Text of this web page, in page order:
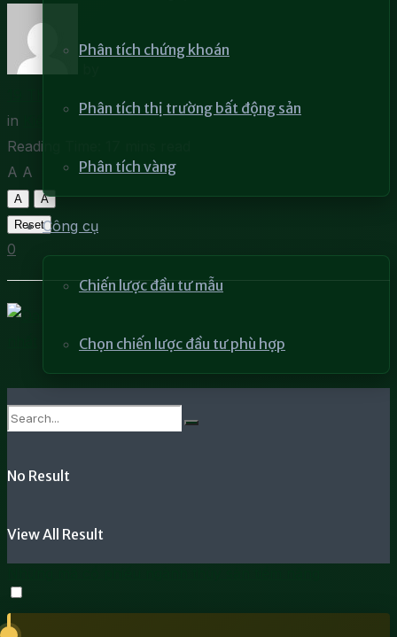
Phân tích chứng khoán
Phân tích thị trường bất động sản
Phân tích vàng
Công cụ
Chiến lược đầu tư mẫu
Chọn chiến lược đầu tư phù hợp
No Result
View All Result
in
Kiến thức chứng khoán
Reading Time: 17 mins read
A A
A
A
Reset
0